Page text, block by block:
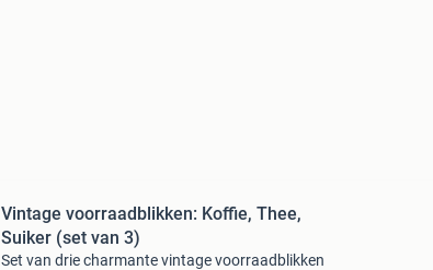
Vintage voorraadblikken: Koffie, Thee,
Suiker (set van 3)
Set van drie charmante vintage voorraadblikken